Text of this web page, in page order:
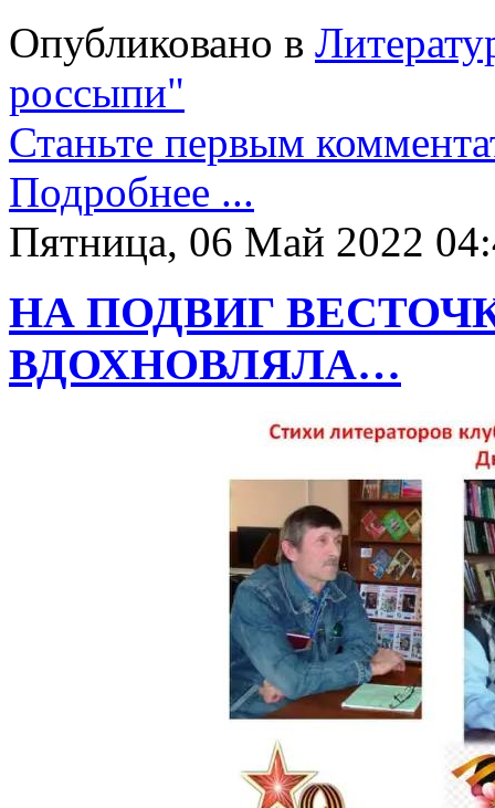
Опубликовано в
россыпи"
Станьте первым
Подробнее ...
Пятница, 06 Май 2022
НА ПОДВИГ
ВДОХНОВЛЯЛА…